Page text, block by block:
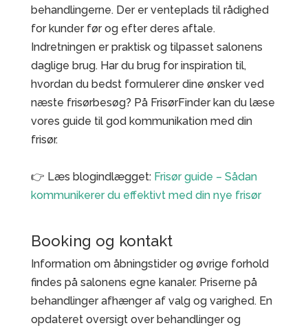
behandlingerne. Der er venteplads til rådighed
for kunder før og efter deres aftale.
Indretningen er praktisk og tilpasset salonens
daglige brug. Har du brug for inspiration til,
hvordan du bedst formulerer dine ønsker ved
næste frisørbesøg? På FrisørFinder kan du læse
vores guide til god kommunikation med din
frisør.
👉 Læs blogindlægget: Frisør guide – Sådan
kommunikerer du effektivt med din nye frisør
Booking og kontakt
Information om åbningstider og øvrige forhold
findes på salonens egne kanaler. Priserne på
behandlinger afhænger af valg og varighed. En
opdateret oversigt over behandlinger og